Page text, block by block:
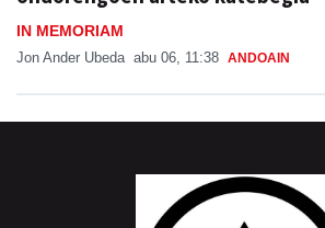
IN MEMORIAM
Jon Ander Ubeda abu 06, 11:38 ANDOAIN